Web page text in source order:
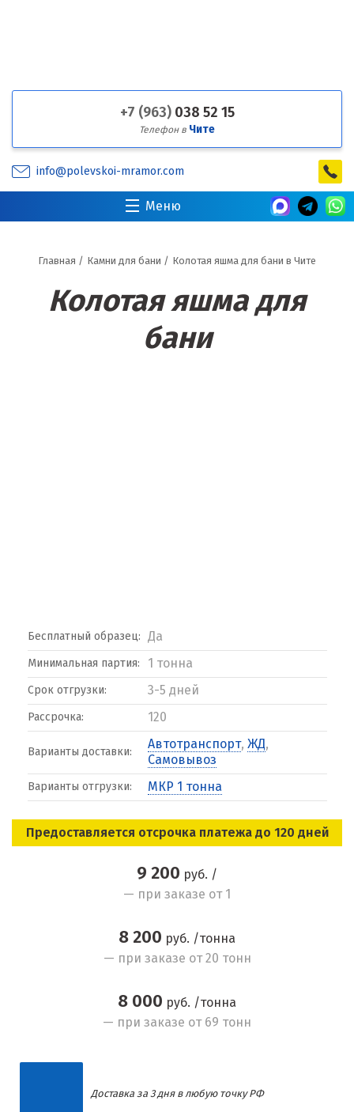
+7 (963) 038 52 15
Телефон в Чите
info@polevskoi-mramor.com
Меню
Главная / Камни для бани / Колотая яшма для бани в Чите
Колотая яшма для
бани
Бесплатный образец: Да
Минимальная партия: 1 тонна
Срок отгрузки: 3-5 дней
Рассрочка: 120
Варианты доставки:
Автотранспорт, ЖД,
Самовывоз
Варианты отгрузки: МКР 1 тонна
Предоставляется отсрочка платежа до 120 дней
9 200 руб. /
— при заказе от 1
8 200 руб. /тонна
— при заказе от 20 тонн
8 000 руб. /тонна
— при заказе от 69 тонн
Доставка за 3 дня в любую точку РФ